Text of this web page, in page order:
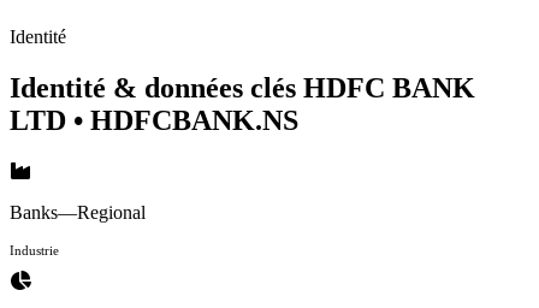
Identité
Identité & données clés HDFC BANK
LTD • HDFCBANK.NS
Banks—Regional
Industrie